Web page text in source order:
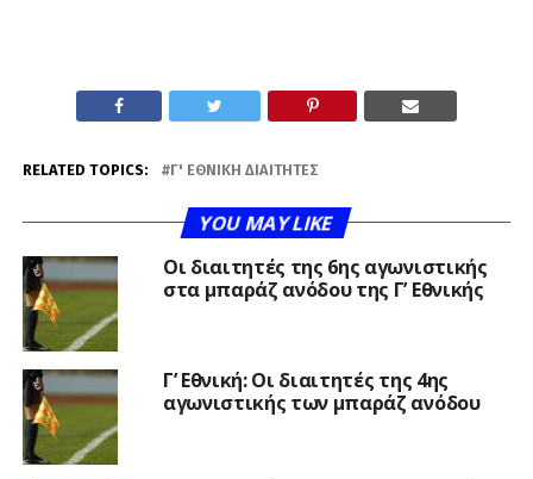
RELATED TOPICS: Γ' ΕΘΝΙΚΉ ΔΙΑΙΤΗΤΈΣ
YOU MAY LIKE
Οι διαιτητές της 6ης αγωνιστικής
στα μπαράζ ανόδου της Γ’ Εθνικής
Γ’ Εθνική: Οι διαιτητές της 4ης
αγωνιστικής των μπαράζ ανόδου